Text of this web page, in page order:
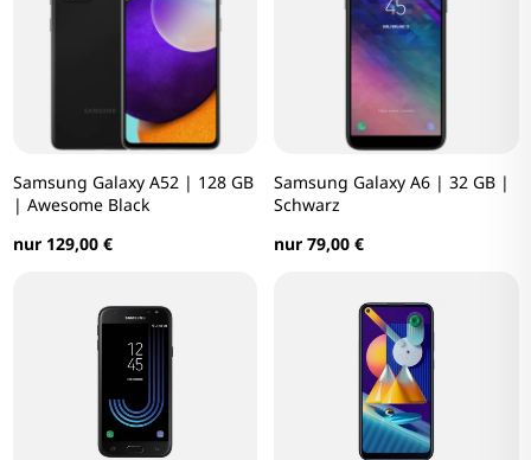
Samsung Galaxy A52 | 128 GB
| Awesome Black
nur 129,00 €
Samsung Galaxy A6 | 32 GB |
Schwarz
nur 79,00 €